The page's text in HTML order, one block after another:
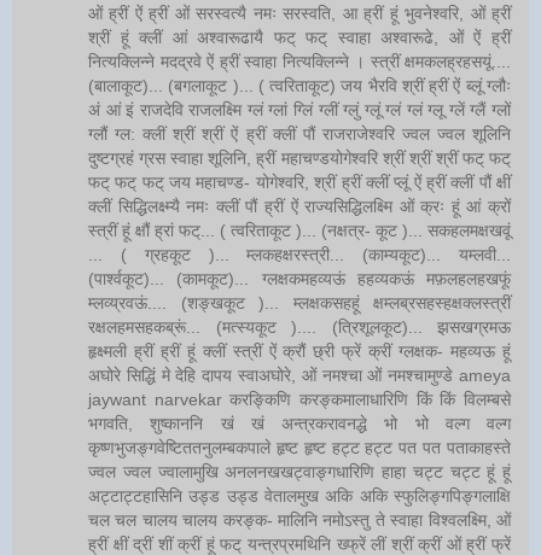
ओं ह्रीं ऐं ह्रीं ओं सरस्वत्यै नमः सरस्वति, आ ह्रीं हूं भुवनेश्वरि, ओं ह्रीं
श्रीं हूं क्लीं आं अश्वारूढायै फट् फट् स्वाहा अश्वारूढे, ओं ऐं ह्रीं
नित्यक्लिन्ने मदद्रवे ऐं ह्रीं स्वाहा नित्यक्लिन्ने । स्त्रीं क्षमकलह्रहसयूं....
(बालाकूट)... (बगलाकूट )... ( त्वरिताकूट) जय भैरवि श्रीं ह्रीं ऐं ब्लूं ग्लौः
अं आं इं राजदेवि राजलक्ष्मि ग्लं ग्लां ग्लिं ग्लीं ग्लुं ग्लूं ग्लं ग्लं ग्लू ग्लें ग्लैं ग्लों
ग्लौं ग्ल: क्लीं श्रीं श्रीं ऐं ह्रीं क्लीं पौं राजराजेश्वरि ज्वल ज्वल शूलिनि
दुष्टग्रहं ग्रस स्वाहा शूलिनि, ह्रीं महाचण्डयोगेश्वरि श्रीं श्रीं श्रीं फट् फट्
फट् फट् फट् जय महाचण्ड- योगेश्वरि, श्रीं ह्रीं क्लीं प्लूं ऐं ह्रीं क्लीं पौं क्षीं
क्लीं सिद्धिलक्ष्म्यै नमः क्लीं पौं ह्रीं ऐं राज्यसिद्धिलक्ष्मि ओं क्रः हूं आं क्रों
स्त्रीं हूं क्षौं ह्रां फट्... ( त्वरिताकूट )... (नक्षत्र- कूट )... सकहलमक्षखवूं
... ( ग्रहकूट )... म्लकहक्षरस्त्री... (काम्यकूट)... यम्लवी...
(पार्श्वकूट)... (कामकूट)... ग्लक्षकमहव्यऊं हहव्यकऊं मफ़लहलहखफूं
म्लव्य्रवऊं.... (शङ्खकूट )... म्लक्षकसहहूं क्षम्लब्रसहस्हक्षक्लस्त्रीं
रक्षलहमसहकब्रूं... (मत्स्यकूट ).... (त्रिशूलकूट)... झसखग्रमऊ
हृक्ष्मली ह्रीं ह्रीं हूं क्लीं स्त्रीं ऐं क्रौं छ्री फ्रें क्रीं ग्लक्षक- महव्यऊ हूं
अघोरे सिद्धिं मे देहि दापय स्वाअघोरे, ओं नमश्चा ओं नमश्चामुण्डे ameya
jaywant narvekar करङ्किणि करङ्कमालाधारिणि किं किं विलम्बसे
भगवति, शुष्काननि खं खं अन्त्रकरावनद्धे भो भो वल्ग वल्ग
कृष्णभुजङ्गवेष्टिततनुलम्बकपाले हृष्ट हृष्ट हट्ट हट्ट पत पत पताकाहस्ते
ज्वल ज्वल ज्वालामुखि अनलनखखट्वाङ्गधारिणि हाहा चट्ट चट्ट हूं हूं
अट्टाट्टहासिनि उड्ड उड्ड वेतालमुख अकि अकि स्फुलिङ्गपिङ्गलाक्षि
चल चल चालय चालय करङ्क- मालिनि नमोऽस्तु ते स्वाहा विश्वलक्ष्मि, ओं
ह्रीं क्षीं द्रीं शीं क्रीं हूं फट् यन्त्रप्रमथिनि ख्फ्रें लीं श्रीं क्रीं ओं ह्रीं फ्रें